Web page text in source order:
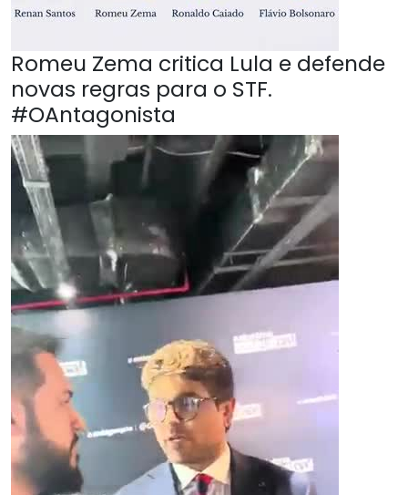
Romeu Zema critica Lula e defende
novas regras para o STF.
#OAntagonista